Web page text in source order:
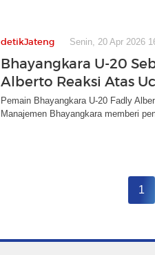
detikJateng Senin, 20 Apr 2026
Bhayangkara U-20
Alberto Reaksi Atas
Pemain Bhayangkara U-20 Fadly
Manajemen Bhayangkara memberi
1